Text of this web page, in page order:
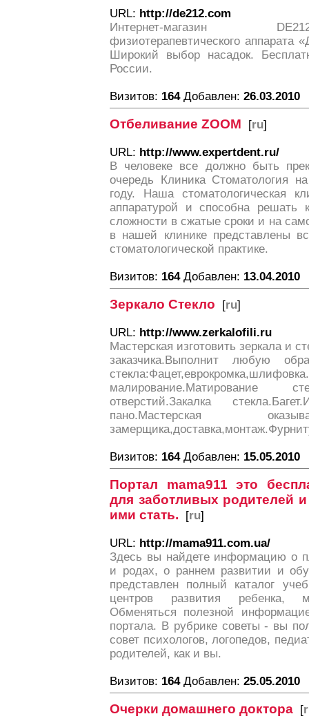
URL: http://de212.com
Интернет-магазин
физиотерапевтического аппарата
Широкий выбор насадок.
России.
Визитов: 164Добавлен: 26.03.2010
Отбеливание ZOOM [ru]
URL: http://www.expertdent.ru/
В человеке все должно быть
очередь Клиника Стоматология
году. Наша стоматологическая
аппаратурой и способна решать
сложности в сжатые сроки и на
в нашей клинике представлены
стоматологической практике.
Визитов: 164Добавлен: 13.04.2010
Зеркало Стекло [ru]
URL: http://www.zerkalofili.ru
Мастерская изготовить зеркала и
заказчика.Выполнит любую
малирование.Матирование
отверстий.Закалка
пано.Мастерская
Визитов: 164Добавлен: 15.05.2010
Портал mama911 это
для заботливых родителей
ими стать. [ru]
URL: http://mama911.com.ua/
Здесь вы найдете информацию о
и родах, о раннем развитии и
представлен полный каталог
центров развития ребенка,
Обменяться полезной
портала. В рубрике советы - вы
совет психологов, логопедов,
родителей, как и вы.
Визитов: 164Добавлен: 25.05.2010
Очерки домашнего доктора [